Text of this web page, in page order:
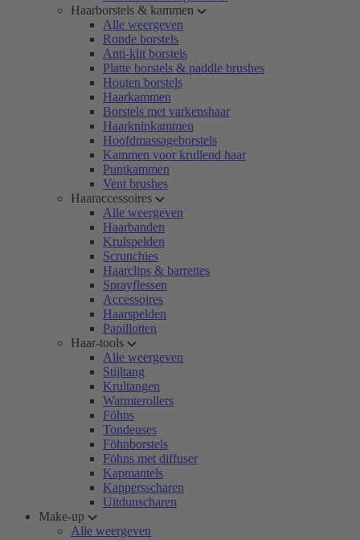
Haarborstels & kammen
Alle weergeven
Ronde borstels
Anti-klit borstels
Platte borstels & paddle brushes
Houten borstels
Haarkammen
Borstels met varkenshaar
Haarknipkammen
Hoofdmassageborstels
Kammen voor krullend haar
Puntkammen
Vent brushes
Haaraccessoires
Alle weergeven
Haarbanden
Krulspelden
Scrunchies
Haarclips & barrettes
Sprayflessen
Accessoires
Haarspelden
Papillotten
Haar-tools
Alle weergeven
Stijltang
Krultangen
Warmterollers
Föhns
Tondeuses
Föhnborstels
Föhns met diffuser
Kapmantels
Kappersscharen
Uitdunscharen
Make-up
Alle weergeven